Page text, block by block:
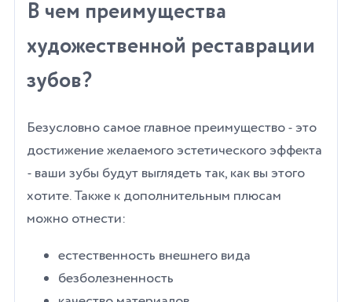
В чем преимущества
художественной реставрации
зубов?
Безусловно самое главное преимущество - это
достижение желаемого эстетического эффекта
- ваши зубы будут выглядеть так, как вы этого
хотите. Также к дополнительным плюсам
можно отнести:
естественность внешнего вида
безболезненность